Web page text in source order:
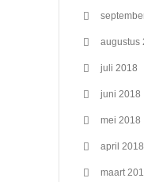
augustus
juli 2018
juni 2018
mei 2018
april 2018
maart